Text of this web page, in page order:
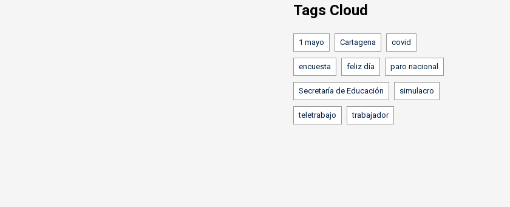
Tags Cloud
1 mayo Cartagena covid
encuesta feliz día paro nacional
Secretaría de Educación simulacro
teletrabajo trabajador